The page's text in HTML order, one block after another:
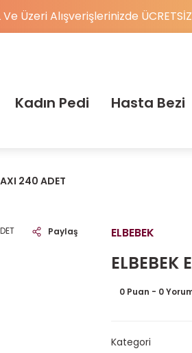
Ve Üzeri Alışverişlerinizde
Kadın Pedi Hasta Bezi
240 ADET
Paylaş ELBEBEK
ELBEBEK
0 Puan - 0
Kategori